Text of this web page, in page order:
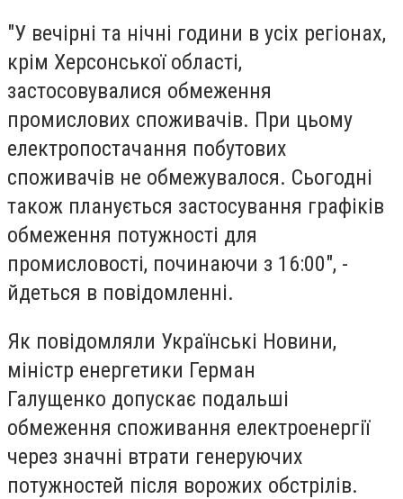
"У вечірні та нічні години в усіх регіонах,
крім Херсонської області,
застосовувалися обмеження
промислових споживачів. При цьому
електропостачання побутових
споживачів не обмежувалося. Сьогодні
також планується застосування графіків
обмеження потужності для
промисловості, починаючи з 16:00", -
йдеться в повідомленні.
Як повідомляли Українськi Новини,
міністр енергетики Герман
Галущенко допускає подальші
обмеження споживання електроенергії
через значні втрати генеруючих
потужностей після ворожих обстрілів.